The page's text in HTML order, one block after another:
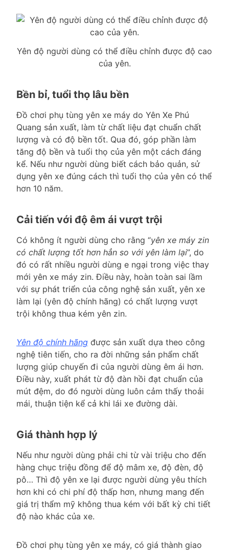
Yên độ người dùng có thể điều chỉnh được độ cao
của yên.
Bền bỉ, tuổi thọ lâu bền
Đồ chơi phụ tùng yên xe máy do Yên Xe Phú
Quang sản xuất, làm từ chất liệu đạt chuẩn chất
lượng và có độ bền tốt. Qua đó, góp phần làm
tăng độ bền và tuổi thọ của yên một cách đáng
kể. Nếu như người dùng biết cách bảo quản, sử
dụng yên xe đúng cách thì tuổi thọ của yên có thể
hơn 10 năm.
Cải tiến với độ êm ái vượt trội
Có không ít người dùng cho rằng “yên xe máy zin
có chất lượng tốt hơn hẳn so với yên làm lại”, do
đó có rất nhiều người dùng e ngại trong việc thay
mới yên xe máy zin. Điều này, hoàn toàn sai lầm
với sự phát triển của công nghệ sản xuất, yên xe
làm lại (yên độ chính hãng) có chất lượng vượt
trội không thua kém yên zin.
Yên độ chính hãng được sản xuất dựa theo công
nghệ tiên tiến, cho ra đời những sản phẩm chất
lượng giúp chuyến đi của người dùng êm ái hơn.
Điều này, xuất phát từ độ đàn hồi đạt chuẩn của
mút đệm, do đó người dùng luôn cảm thấy thoải
mái, thuận tiện kể cả khi lái xe đường dài.
Giá thành hợp lý
Nếu như người dùng phải chi từ vài triệu cho đến
hàng chục triệu đồng để độ mâm xe, độ đèn, độ
pô… Thì độ yên xe lại được người dùng yêu thích
hơn khi có chi phí độ thấp hơn, nhưng mang đến
giá trị thẩm mỹ không thua kém với bất kỳ chi tiết
độ nào khác của xe.
Đồ chơi phụ tùng yên xe máy, có giá thành giao